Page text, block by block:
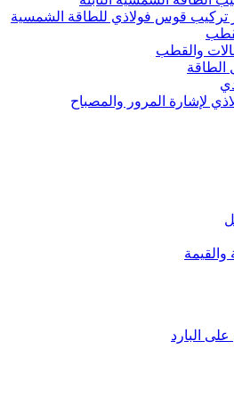
تركيب قوس فولاذي للطاقة الشمسية
والقطب
الطاقة
لإشارة المرور والمصباح
والقيمة
البارد